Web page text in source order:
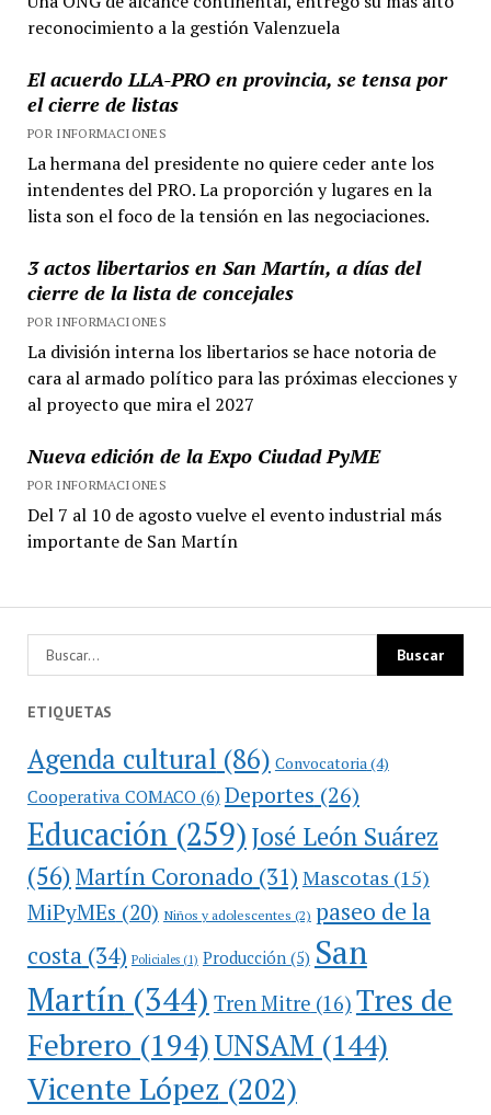
reconocimiento a la gestión Valenzuela
El acuerdo LLA-PRO en provincia, se tensa por
el cierre de listas
POR INFORMACIONES
La hermana del presidente no quiere ceder ante los
intendentes del PRO. La proporción y lugares en la
lista son el foco de la tensión en las negociaciones.
3 actos libertarios en San Martín, a días del
cierre de la lista de concejales
POR INFORMACIONES
La división interna los libertarios se hace notoria de
cara al armado político para las próximas elecciones y
al proyecto que mira el 2027
Nueva edición de la Expo Ciudad PyME
POR INFORMACIONES
Del 7 al 10 de agosto vuelve el evento industrial más
importante de San Martín
ETIQUETAS
Agenda cultural (86) Convocatoria (4)
Cooperativa COMACO(6) Deportes (26)
Educación(259)José León Suárez
(56)Martín Coronado (31) Mascotas (15)
MiPyMEs (20) Niños y adolescentes (2) paseo de la
costa(34) Policiales(1) Producción(5) San
Martín(344) Tren Mitre (16) Tres de
Febrero (194)UNSAM (144)
Vicente López (202)